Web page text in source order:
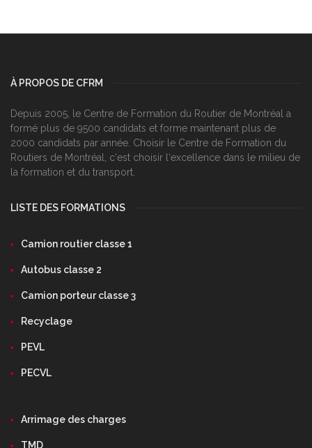
À PROPOS DE CFRM
Depuis 2005, le Centre de Formation du Routier de Montréal a
formé plus de 9500 candidats et forme maintenant plus de
2000 candidats par année. Choisir le Centre de Formation du
Routiers de Montréal, c‘est choisir l‘excellence dans le milieu de
la formation et du transport.
LISTE DES FORMATIONS
Camion routier classe 1
Autobus classe 2
Camion porteur classe 3
Recyclage
PEVL
PECVL
Arrimage des charges
TMD